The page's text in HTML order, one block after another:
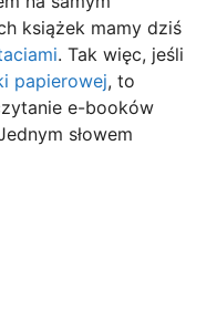
książek mamy dziś
. Tak więc, jeśli
papierowej, to
e-booków
słowem